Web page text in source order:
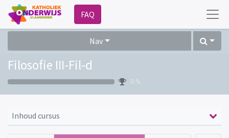
FAQ
Nav
Filosofie III-Fil-d
0 %
Inhoud cursus